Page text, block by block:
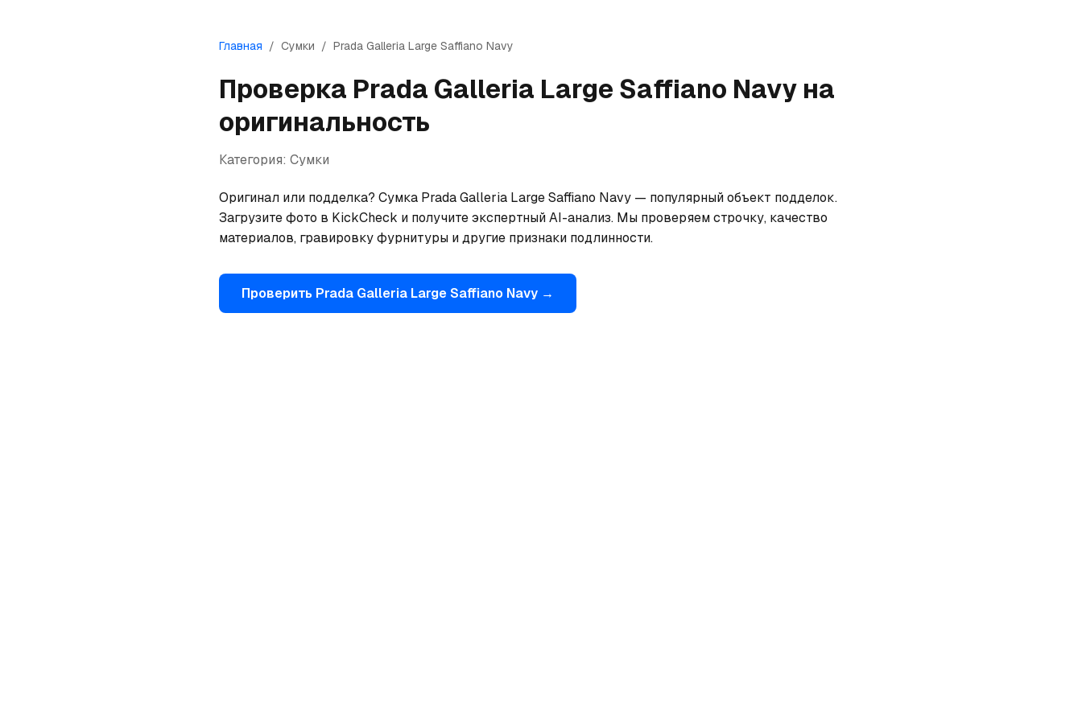
Главная / Сумки / Prada Galleria Large Saffiano Navy
Проверка Prada Galleria Large Saffiano Navy на
оригинальность
Категория: Сумки
Оригинал или подделка? Сумка Prada Galleria Large Saffiano Navy — популярный объект подделок.
Загрузите фото в KickCheck и получите экспертный AI-анализ. Мы проверяем строчку, качество
материалов, гравировку фурнитуры и другие признаки подлинности.
Проверить Prada Galleria Large Saffiano Navy →